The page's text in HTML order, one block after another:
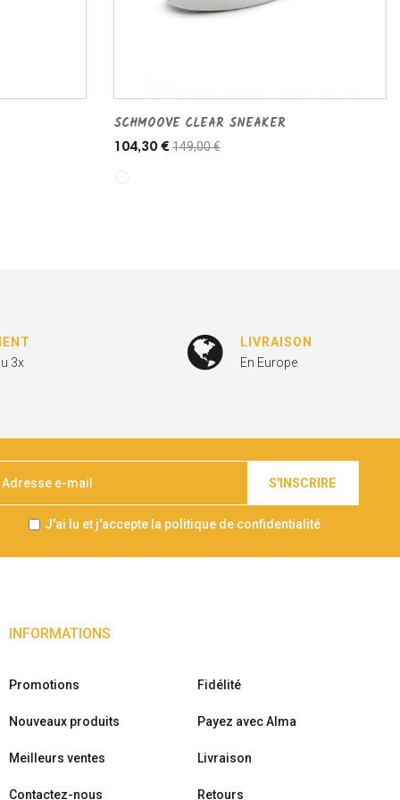
SCHMOOVE CLEAR SNEAKER
104,30 € 149,00 €
3x
LIVRAISON
En Europe
S'INSCRIRE
J'ai lu et j'accepte la politique de confidentialité
INFORMATIONS
Promotions
Nouveaux produits
Meilleurs ventes
Contactez-nous
Fidélité
Payez avec Alma
Livraison
Retours